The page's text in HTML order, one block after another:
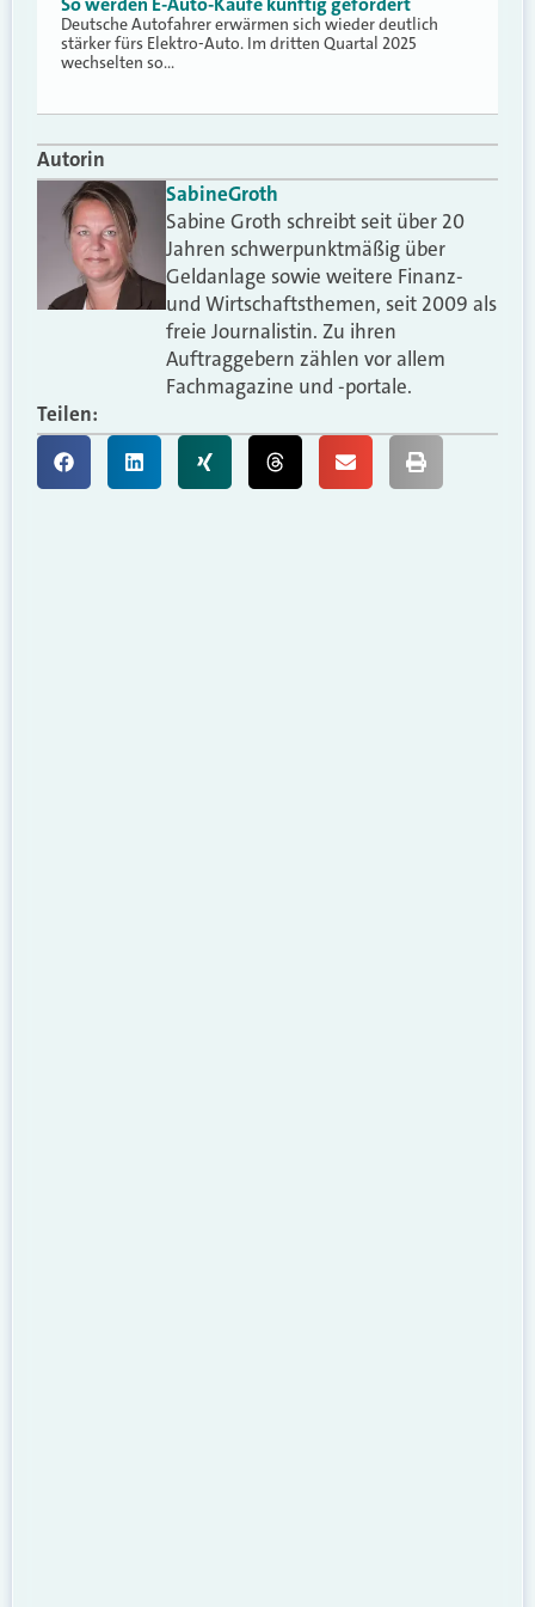
Deutsche Autofahrer erwärmen sich wieder deutlich
stärker fürs Elektro-Auto. Im dritten Quartal 2025
wechselten so…
Autorin
SabineGroth
Sabine Groth schreibt seit über 20
Jahren schwerpunktmäßig über
Geldanlage sowie weitere Finanz-
und Wirtschaftsthemen, seit 2009 als
freie Journalistin. Zu ihren
Auftraggebern zählen vor allem
Fachmagazine und -portale.
Teilen: